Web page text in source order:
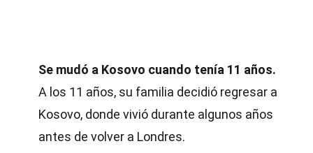
Se mudó a Kosovo cuando tenía 11 años.
A los 11 años, su familia decidió regresar a
Kosovo, donde vivió durante algunos años
antes de volver a Londres.